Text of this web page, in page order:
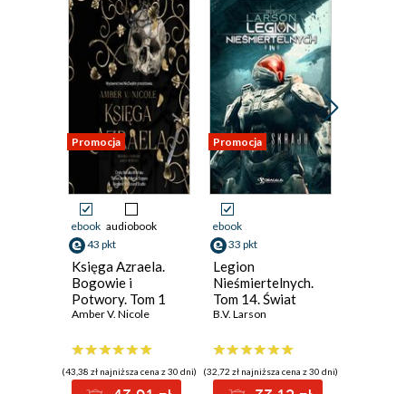
Promocja
ebook audiobook
43 pkt
Księga Azraela.
Bogowie i
Potwory. Tom 1
Amber V. Nicole
(43,38 zł najniższa cena z 30 dni)
Promocja
ebook
33 pkt
Legion
Nieśmiertelnych.
Tom 14. Świat
Skraju
B.V. Larson
(32,72 zł najniższa cena z 30 dni)